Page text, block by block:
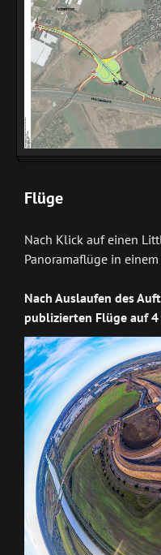
Flüge
Nach Klick auf einen
Panoramaflüge in
Nach Auslaufen des
publizierten Flüge auf